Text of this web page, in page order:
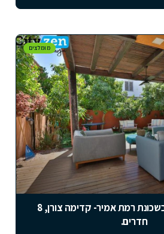
מומלצים
בית נדיר למכירה בשכונת רמת אמיר- קדימה צורן, 8
חדרים.